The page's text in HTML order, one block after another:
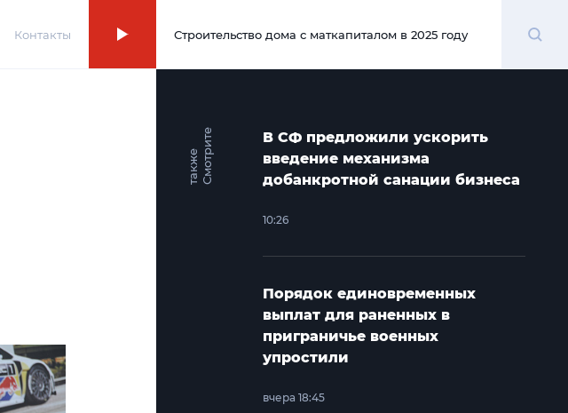
Контакты 00:00
Строительство дома с маткапиталом в 2025 году
С
м
о
т
р и
т
е
т
а
к
ж
е
В СФ предложили ускорить
введение механизма
добанкротной санации бизнеса
10:26
Порядок единовременных
выплат для раненных в
приграничье военных
упростили
вчера 18:45